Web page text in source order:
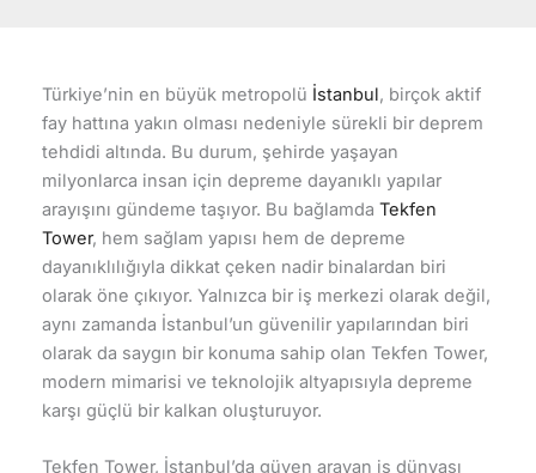
Türkiye’nin en büyük metropolü İstanbul, birçok aktif
fay hattına yakın olması nedeniyle sürekli bir deprem
tehdidi altında. Bu durum, şehirde yaşayan
milyonlarca insan için depreme dayanıklı yapılar
arayışını gündeme taşıyor. Bu bağlamda Tekfen
Tower, hem sağlam yapısı hem de depreme
dayanıklılığıyla dikkat çeken nadir binalardan biri
olarak öne çıkıyor. Yalnızca bir iş merkezi olarak değil,
aynı zamanda İstanbul’un güvenilir yapılarından biri
olarak da saygın bir konuma sahip olan Tekfen Tower,
modern mimarisi ve teknolojik altyapısıyla depreme
karşı güçlü bir kalkan oluşturuyor.
Tekfen Tower, İstanbul’da güven arayan iş dünyası